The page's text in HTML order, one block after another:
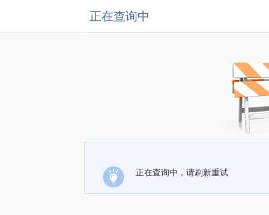
正在查询中
正在查询中，请刷新重试